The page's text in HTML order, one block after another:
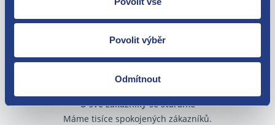
Povolit výběr
Odmítnout
zakoupení. Nebo vám pošleme náhradu.
O své zákazníky se staráme
Máme tisíce spokojených zákazníků.